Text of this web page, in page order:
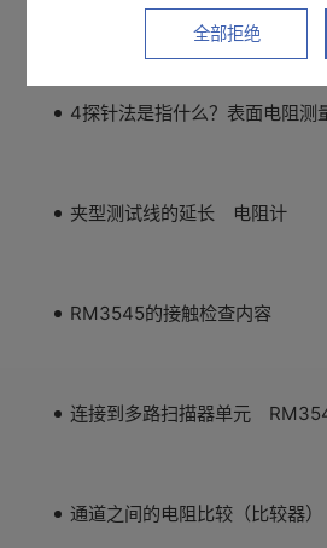
符合JIS K 7194标准的表面电
4探针法是指什么？表面电阻测
夹型测试线的延长 电阻计
RM3545的接触检查内容
连接到多路扫描器单元
通道之间的电阻比较（比较器）
全部拒绝